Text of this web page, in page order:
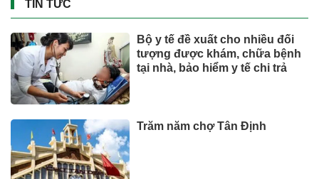
TIN TỨC
Bộ y tế đề xuất cho nhiều đối
tượng được khám, chữa bệnh
tại nhà, bảo hiểm y tế chi trả
Trăm năm chợ Tân Định